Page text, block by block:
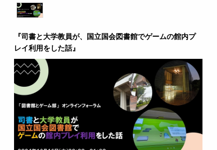
『司書と大学教員が、国立国会図書館でゲームの館内プ
レイ利用をした話』